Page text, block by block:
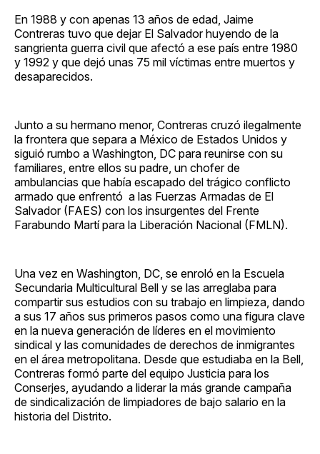
En 1988 y con apenas 13 años de edad, Jaime
Contreras tuvo que dejar El Salvador huyendo de la
sangrienta guerra civil que afectó a ese país entre 1980
y 1992 y que dejó unas 75 mil víctimas entre muertos y
desaparecidos.
Junto a su hermano menor, Contreras cruzó ilegalmente
la frontera que separa a México de Estados Unidos y
siguió rumbo a Washington, DC para reunirse con su
familiares, entre ellos su padre, un chofer de
ambulancias que había escapado del trágico conflicto
armado que enfrentó a las Fuerzas Armadas de El
Salvador (FAES) con los insurgentes del Frente
Farabundo Martí para la Liberación Nacional (FMLN).
Una vez en Washington, DC, se enroló en la Escuela
Secundaria Multicultural Bell y se las arreglaba para
compartir sus estudios con su trabajo en limpieza, dando
a sus 17 años sus primeros pasos como una figura clave
en la nueva generación de líderes en el movimiento
sindical y las comunidades de derechos de inmigrantes
en el área metropolitana. Desde que estudiaba en la Bell,
Contreras formó parte del equipo Justicia para los
Conserjes, ayudando a liderar la más grande campaña
de sindicalización de limpiadores de bajo salario en la
historia del Distrito.